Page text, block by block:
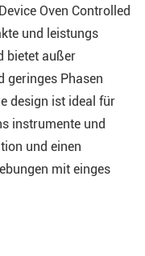
Oven Controlled
und leistungs
bietet außer
geringes Phasen
design ist ideal für
instrumente und
und einen
mit einges